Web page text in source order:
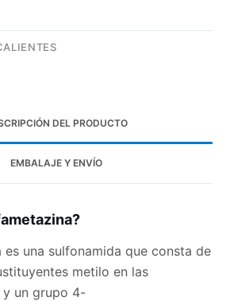
DEL PRODUCTO
EMBALAJE Y ENVÍO
es una sulfonamida que consta de
metilo en las
un grupo 4-